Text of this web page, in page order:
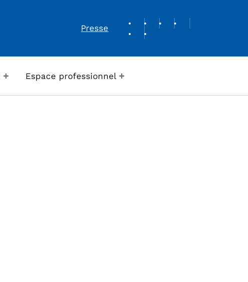
Presse
REVUE DE PRESSE
Espace professionnel